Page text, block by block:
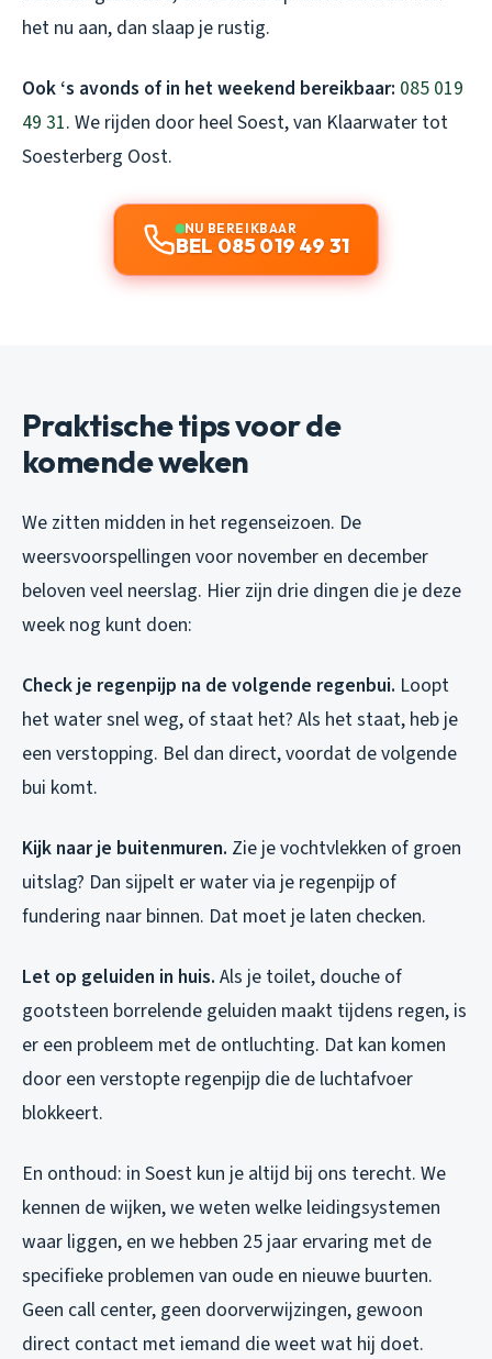
het nu aan, dan slaap je rustig.
Ook ‘s avonds of in het weekend bereikbaar: 085 019
49 31. We rijden door heel Soest, van Klaarwater tot
Soesterberg Oost.
NU BEREIKBAAR
BEL 085 019 49 31
Praktische tips voor de
komende weken
We zitten midden in het regenseizoen. De
weersvoorspellingen voor november en december
beloven veel neerslag. Hier zijn drie dingen die je deze
week nog kunt doen:
Check je regenpijp na de volgende regenbui. Loopt
het water snel weg, of staat het? Als het staat, heb je
een verstopping. Bel dan direct, voordat de volgende
bui komt.
Kijk naar je buitenmuren. Zie je vochtvlekken of groen
uitslag? Dan sijpelt er water via je regenpijp of
fundering naar binnen. Dat moet je laten checken.
Let op geluiden in huis. Als je toilet, douche of
gootsteen borrelende geluiden maakt tijdens regen, is
er een probleem met de ontluchting. Dat kan komen
door een verstopte regenpijp die de luchtafvoer
blokkeert.
En onthoud: in Soest kun je altijd bij ons terecht. We
kennen de wijken, we weten welke leidingsystemen
waar liggen, en we hebben 25 jaar ervaring met de
specifieke problemen van oude en nieuwe buurten.
Geen call center, geen doorverwijzingen, gewoon
direct contact met iemand die weet wat hij doet.